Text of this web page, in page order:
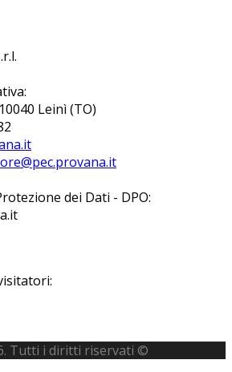
Leinì (TO)
dei Dati - DPO:
Tutti i diritti riservati ©